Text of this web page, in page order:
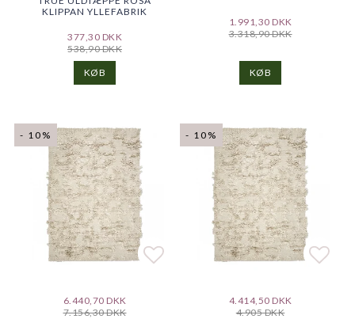
KLIPPAN YLLEFABRIK
538,90 DKK
377,30 DKK
KØB
3.318,90 DKK
1.991,30 DKK
KØB
- 10%
7.156,30 DKK
6.440,70 DKK
- 10%
4.905 DKK
4.414,50 DKK